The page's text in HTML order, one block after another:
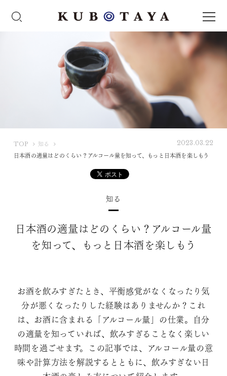
TOP
U
知る
日本酒の適量はどのくらい？アルコール量を知って、もっと日本酒を楽しもう
2023.03.22
知る
日本酒の適量はどのくらい？アルコール量
を知って、もっと日本酒を楽しもう
お酒を飲みすぎたとき、平衡感覚がなくなったり気
分が悪くなったりした経験はありませんか？これ
は、お酒に含まれる「アルコール量」の仕業。自分
の適量を知っていれば、飲みすぎることなく楽しい
時間を過ごせます。この記事では、アルコール量の意
味や計算方法を解説するとともに、飲みすぎない日